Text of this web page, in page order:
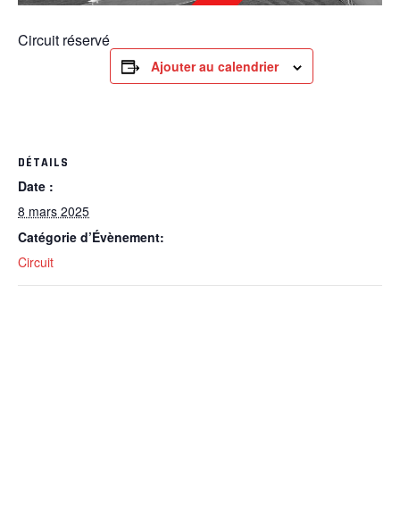
Circuit réservé
Ajouter au calendrier
DÉTAILS
Date :
8 mars 2025
Catégorie d’Évènement:
Circuit